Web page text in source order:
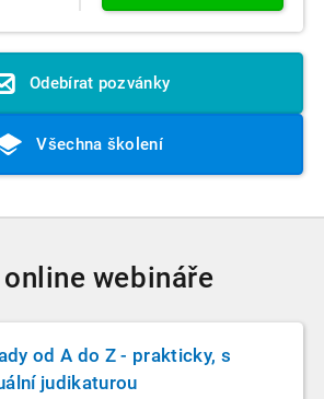
Odebírat pozvánky
Všechna školení
online webináře
od A do Z - prakticky, s
judikaturou